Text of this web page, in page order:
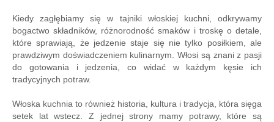
Kiedy zagłębiamy się w tajniki włoskiej kuchni, odkrywamy
bogactwo składników, różnorodność smaków i troskę o detale,
które sprawiają, że jedzenie staje się nie tylko posiłkiem, ale
prawdziwym doświadczeniem kulinarnym. Włosi są znani z pasji
do gotowania i jedzenia, co widać w każdym kęsie ich
tradycyjnych potraw.
Włoska kuchnia to również historia, kultura i tradycja, która sięga
setek lat wstecz. Z jednej strony mamy potrawy, które są